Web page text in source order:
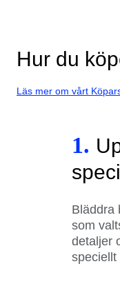
Hur du
Läs mer om vårt
1.
Bläddra
som
detaljer
speciellt